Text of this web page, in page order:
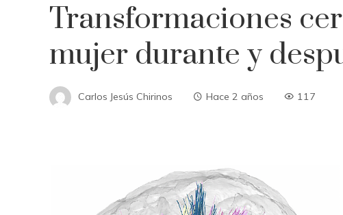
Transformaciones
mujer durante y
Carlos Jesús Chirinos Hace 2 años 117